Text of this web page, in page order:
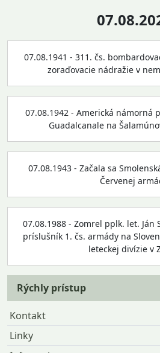
07.08.1941 - 311. čs.
zoraďovacie nádražie v
07.08.1942 - Americká námorná
Guadalcanale na
07.08.1943 - Začala sa
Červenej
07.08.1988 - Zomrel pplk. let. Ján
príslušník 1. čs. armády na
leteckej divízie v
Rýchly prístup
Kontakt
Linky